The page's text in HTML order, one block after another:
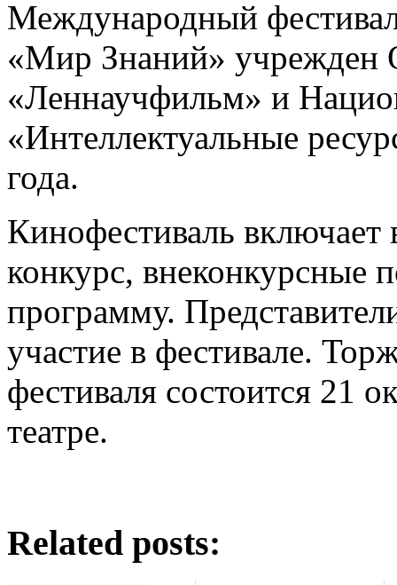
Международный
«Мир Знаний» учрежден
«Леннаучфильм» и
«Интеллектуальные
года.
Кинофестиваль
конкурс, внеконкурсные
программу.
участие в фестивале.
фестиваля состоится 21
театре.
Related posts: